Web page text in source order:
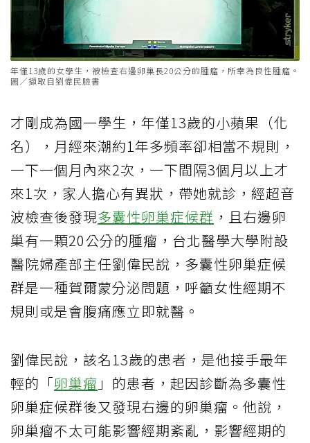
年僅13歲的女學生，被檢查右邊卵巢長20公分的腫瘤，所幸為良性腫瘤。
圖／擷取自劉偉民臉書
才剛成為國一學生，年僅13歲的小蘋果（化
名），月經來潮約1年多頻率卻相當不規則，
一下一個月內來2次，一下間隔3個月以上才
來1次，家人擔心有異狀，帶她就診，經超音
波檢查後發現多囊性卵巢症候群 ，且右邊卵
巢有一顆20公分的腫瘤，台北醫學大學附設
醫院婦產部主任劉偉民說，多囊性卵巢症候
群是一種賀爾蒙分泌問題，呼籲女性經期不
規則或是會腹痛應立即就醫。
劉偉民說，該名13歲的患者，是他接手最年
輕的「卵巢瘤 」的患者，起因診斷為多囊性
卵巢症候群後又發現右邊的卵巢瘤。他說，
卵巢瘤不太可能影響經期紊亂，影響經期的